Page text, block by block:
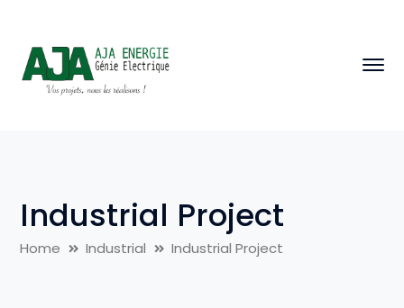
Industrial Project
Home Industrial Industrial Project